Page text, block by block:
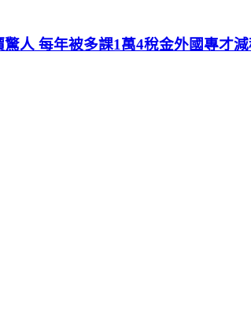
人 每年被多課1萬4稅金外國專才